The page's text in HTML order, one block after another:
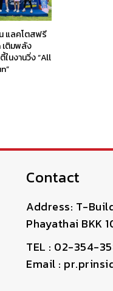
แลคโตสฟรี
เติมพลัง
ในงานวิ่ง “All
Contact
Address: T-
Phayathai BKK
TEL : 02-354-
Email :